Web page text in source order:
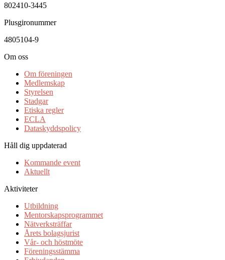
802410-3445
Plusgironummer
4805104-9
Om oss
Om föreningen
Medlemskap
Styrelsen
Stadgar
Etiska regler
ECLA
Dataskyddspolicy
Håll dig uppdaterad
Kommande event
Aktuellt
Aktiviteter
Utbildning
Mentorskapsprogrammet
Nätverksträffar
Årets bolagsjurist
Vår- och höstmöte
Föreningsstämma